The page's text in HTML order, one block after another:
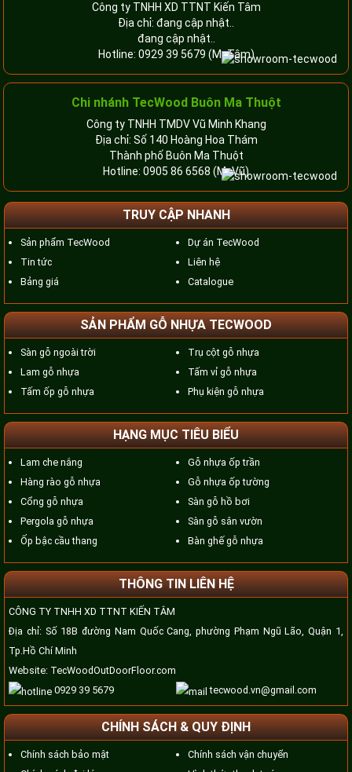
Công ty TNHH XD TTNT Kiến Tâm
Địa chỉ: đang cập nhật..
đang cập nhật..
Hotline: 0929 39 5679 (Mr.Tâm)
Chi nhánh TecWood Buôn Ma Thuột
Công ty TNHH TMDV Vũ Minh Khang
Địa chỉ: Số 140 Hoàng Hoa Thám
Thành phố Buôn Ma Thuột
Hotline: 0905 86 6568 (Mr.Vũ)
TRUY CẬP NHANH
Sản phẩm TecWood
Tin tức
Bảng giá
Dự án TecWood
Liên hệ
Catalogue
SẢN PHẨM GỖ NHỰA TECWOOD
Sàn gỗ ngoài trời
Lam gỗ nhựa
Tấm ốp gỗ nhựa
Trụ cột gỗ nhựa
Tấm vỉ gỗ nhựa
Phụ kiện gỗ nhựa
HẠNG MỤC TIÊU BIỂU
Lam che nắng
Hàng rào gỗ nhựa
Cổng gỗ nhựa
Pergola gỗ nhựa
Ốp bậc cầu thang
Gỗ nhựa ốp trần
Gỗ nhựa ốp tường
Sàn gỗ hồ bơi
Sàn gỗ sân vườn
Bàn ghế gỗ nhựa
THÔNG TIN LIÊN HỆ
CÔNG TY TNHH XD TTNT KIẾN TÂM
Địa chỉ: Số 18B đường Nam Quốc Cang, phường Phạm Ngũ Lão, Quận 1,
Tp.Hồ Chí Minh
Website: TecWoodOutDoorFloor.com
0929 39 5679
tecwood.vn@gmail.com
CHÍNH SÁCH & QUY ĐỊNH
Chính sách bảo mật
Chính sách vận chuyển